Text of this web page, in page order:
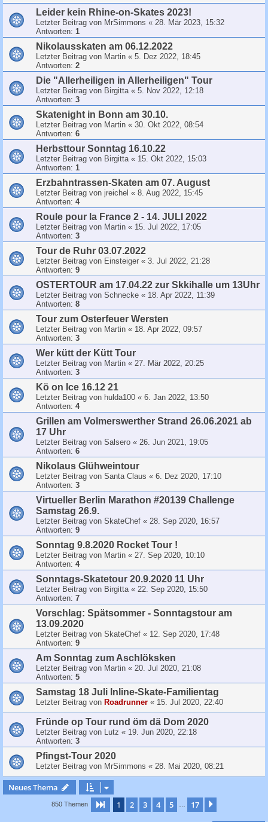
Leider kein Rhine-on-Skates 2023!
Letzter Beitrag von MrSimmons « 28. Mär 2023, 15:32
Antworten: 1
Nikolausskaten am 06.12.2022
Letzter Beitrag von Martin « 5. Dez 2022, 18:45
Antworten: 2
Die "Allerheiligen in Allerheiligen" Tour
Letzter Beitrag von Birgitta« 5. Nov 2022, 12:18
Antworten: 3
Skatenight in Bonn am 30.10.
Letzter Beitrag von Martin « 30. Okt 2022, 08:54
Antworten: 6
Herbsttour Sonntag 16.10.22
Letzter Beitrag von Birgitta« 15. Okt 2022, 15:03
Antworten: 1
Erzbahntrassen-Skaten am 07. August
Letzter Beitrag von jreichel « 8. Aug 2022, 15:45
Antworten: 4
Roule pour la France 2 - 14. JULI 2022
Letzter Beitrag von Martin « 15. Jul 2022, 17:05
Antworten: 3
Tour de Ruhr 03.07.2022
Letzter Beitrag von Einsteiger « 3. Jul 2022, 21:28
Antworten: 9
OSTERTOUR am 17.04.22 zur Skkihalle um 13Uhr
Letzter Beitrag von Schnecke « 18. Apr 2022, 11:39
Antworten: 8
Tour zum Osterfeuer Wersten
Letzter Beitrag von Martin « 18. Apr 2022, 09:57
Antworten: 3
Wer kütt der Kütt Tour
Letzter Beitrag von Martin « 27. Mär 2022, 20:25
Antworten: 3
Kö on Ice 16.12 21
Letzter Beitrag von hulda100 « 6. Jan 2022, 13:50
Antworten: 4
Grillen am Volmerswerther Strand 26.06.2021 ab
17 Uhr
Letzter Beitrag von Salsero « 26. Jun 2021, 19:05
Antworten: 6
Nikolaus Glühweintour
Letzter Beitrag von Santa Claus « 6. Dez 2020, 17:10
Antworten: 3
Virtueller Berlin Marathon #20139 Challenge
Samstag 26.9.
Letzter Beitrag von SkateChef « 28. Sep 2020, 16:57
Antworten: 9
Sonntag 9.8.2020 Rocket Tour !
Letzter Beitrag von Martin « 27. Sep 2020, 10:10
Antworten: 4
Sonntags-Skatetour 20.9.2020 11 Uhr
Letzter Beitrag von Birgitta« 22. Sep 2020, 15:50
Antworten: 7
Vorschlag: Spätsommer - Sonntagstour am
13.09.2020
Letzter Beitrag von SkateChef « 12. Sep 2020, 17:48
Antworten: 9
Am Sonntag zum Aschlöksken
Letzter Beitrag von Martin « 20. Jul 2020, 21:08
Antworten: 5
Samstag 18 Juli Inline-Skate-Familientag
Letzter Beitrag von Roadrunner « 15. Jul 2020, 22:40
Fründe op Tour rund öm dä Dom 2020
Letzter Beitrag von Lutz « 19. Jun 2020, 22:18
Antworten: 3
Pfingst-Tour 2020
Letzter Beitrag von MrSimmons « 28. Mai 2020, 08:21
Neues Thema
850 Themen Seite 1von 17
1 2 3 4 5 17